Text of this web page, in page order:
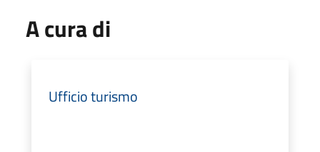
A cura di
Ufficio turismo